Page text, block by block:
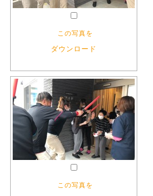
この写真を
ダウンロード
この写真を